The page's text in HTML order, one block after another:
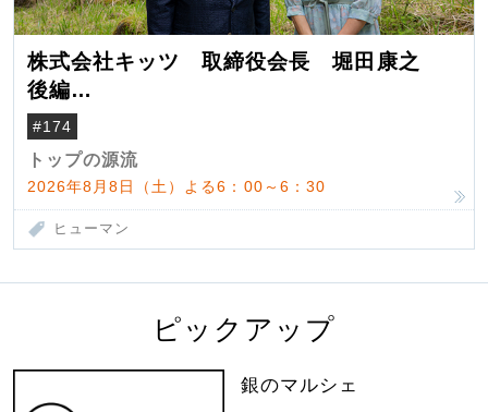
株式会社キッツ 取締役会長 堀田康之
後編
米国駐在でも浮かんだ八ヶ岳 山小屋を営
んだ父母
#174
トップの源流
2026年8月8日（土）よる6：00～6：30
ヒューマン
ピックアップ
銀のマルシェ